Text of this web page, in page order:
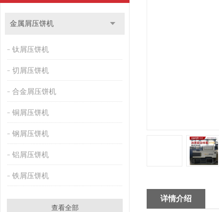
金属屑压饼机
钛屑压饼机
切屑压饼机
合金屑压饼机
铜屑压饼机
钢屑压饼机
铝屑压饼机
铁屑压饼机
查看全部
详情介绍